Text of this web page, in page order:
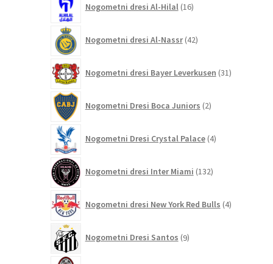
Nogometni dresi Al-Hilal 16izdelkov
Nogometni dresi Al-Nassr 42izdelkov
Nogometni dresi Bayer Leverkusen 31izdelkov
Nogometni Dresi Boca Juniors 2izdelka
Nogometni Dresi Crystal Palace 4izdelki
Nogometni dresi Inter Miami 132izdelkov
Nogometni dresi New York Red Bulls 4izdelki
Nogometni Dresi Santos 9izdelkov